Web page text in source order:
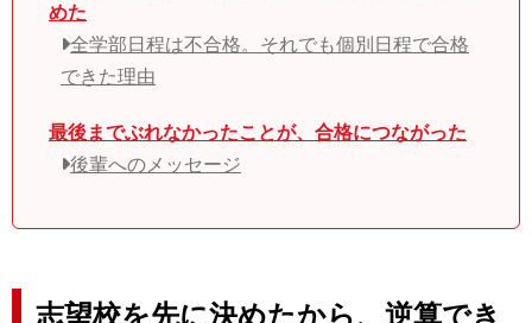
めた
全学部日程は不合格。それでも個別日程で合格
できた理由
最後までぶれなかったことが、合格につながった
後輩へのメッセージ
志望校を先に決めたから、逆算でき